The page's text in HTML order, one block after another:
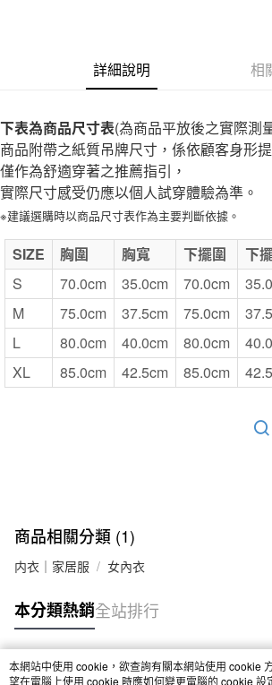
付款後7-11取貨
每筆NT$65，滿NT$1,000(含以上)免運費
宅配
每筆NT$150，滿NT$2,000(含以上)免運費
無印良品門市自取
免運費
詳細說明 相
下表為商品尺寸表(為商品平放後之實際測
商品附帶之紙質吊牌尺寸，係依顧客身形
僅作為舒適穿著之推薦指引，
實際尺寸感受仍應以個人試穿體驗為準。
※建議選購時以商品尺寸表作為主要判斷依據。
SIZE 胸圍 胸寬 下擺圍 下
S
70.0cm 35.0cm 70.0cm
M
75.0cm 37.5cm 75.0cm
L
80.0cm 40.0cm 80.0cm
XL
85.0cm 42.5cm 85.0cm
商品相關分類 (1)
内衣｜家居服 女內衣
本分類熱銷全站排行
熱門標籤
本網站中使用 cookie，欲查詢有關本網站使用 cookie
望在電腦上使用 cookie 時應如何變更電腦的 cookie 設